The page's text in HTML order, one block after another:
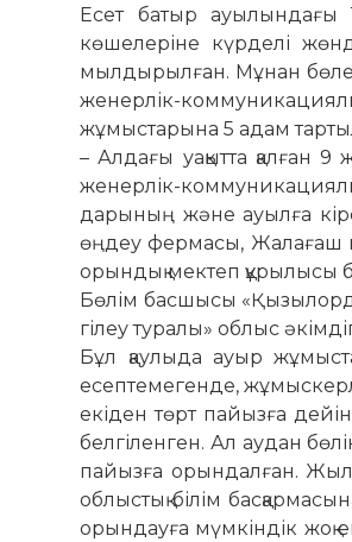
Есет батыр
көшелеріне күрделі
мылдырылған. Мұнан
же­нер­лік-
жұмыстарына 5 адам
– Алдағы уақытта
женерлік-
дарының және ауылға
өңдеу фермасы, Жалағаш
орын­дық мектеп құрылысы
Бөлім басшысы
гілеу туралы» облыс
Бұл қаулыда ауыр
есептемегенде,
екіден төрт пайызға
белгіленген. Ал аудан
пайызға орындалған.
облыстық білім
орындауға мүмкіндік